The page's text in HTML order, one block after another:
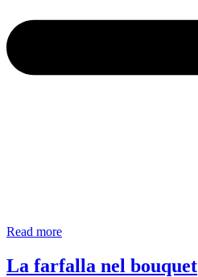
Read moreAlfabeto
La farfalla nel bouquet